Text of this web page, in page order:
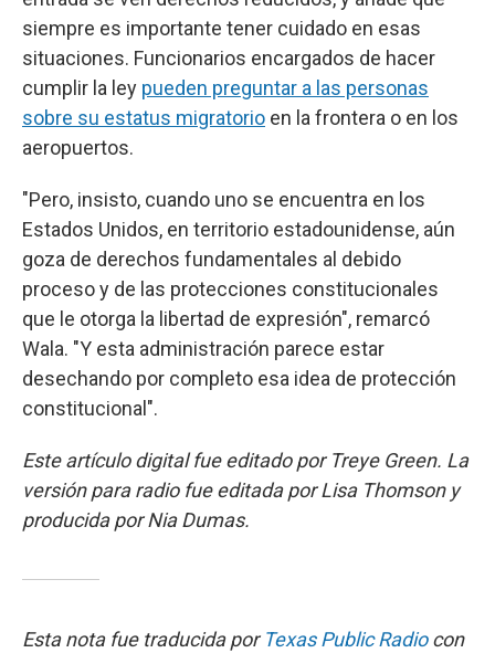
siempre es importante tener cuidado en esas
situaciones. Funcionarios encargados de hacer
cumplir la ley pueden preguntar a las personas
sobre su estatus migratorio en la frontera o en los
aeropuertos.
"Pero, insisto, cuando uno se encuentra en los
Estados Unidos, en territorio estadounidense, aún
goza de derechos fundamentales al debido
proceso y de las protecciones constitucionales
que le otorga la libertad de expresión", remarcó
Wala. "Y esta administración parece estar
desechando por completo esa idea de protección
constitucional".
Este artículo digital fue editado por Treye Green. La
versión para radio fue editada por Lisa Thomson y
producida por Nia Dumas.
Esta nota fue traducida por Texas Public Radiocon